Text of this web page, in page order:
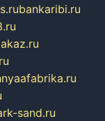
bankaribi.ru
sand.ru